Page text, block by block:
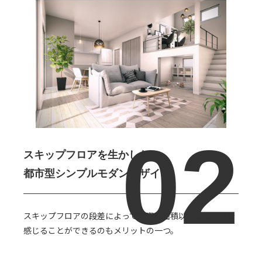
スキップフロアを生かした、
都市型シンプルモダンデザイン
スキップフロアの段差によって実際の面積以上に広がりを
感じることができるのもメリットの一つ。